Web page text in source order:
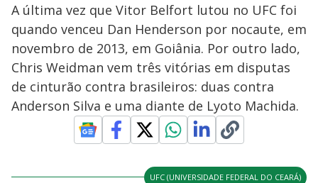
A última vez que Vitor Belfort lutou no UFC foi
quando venceu Dan Henderson por nocaute, em
novembro de 2013, em Goiânia. Por outro lado,
Chris Weidman vem três vitórias em disputas
de cinturão contra brasileiros: duas contra
Anderson Silva e uma diante de Lyoto Machida.
UFC (UNIVERSIDADE FEDERAL DO CEARÁ)